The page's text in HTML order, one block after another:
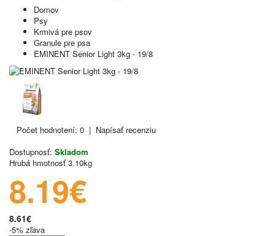
Domov
Psy
Krmivá pre psov
Granule pre psa
EMINENT Senior Light 3kg - 19/8
Počet hodnotení: 0 | Napísať recenziu
Dostupnosť: Skladom
Hrubá hmotnosť 3.10kg
8.19€
8.61€
-5% zľava